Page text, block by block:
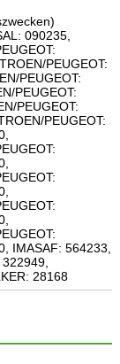
090235,
PEUGEOT:
PEUGEOT:
PEUGEOT:
PEUGEOT:
PEUGEOT:
IMASAF: 564233,
28168